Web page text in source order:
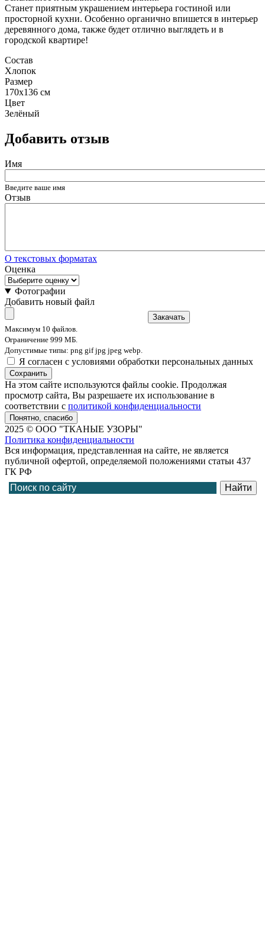
Станет приятным украшением интерьера гостиной или
просторной кухни. Особенно органично впишется в интерьер
деревянного дома, также будет отлично выглядеть и в
городской квартире!
Состав
Хлопок
Размер
170x136 см
Цвет
Зелёный
Добавить отзыв
Имя
Введите ваше имя
Отзыв
О текстовых форматах
Оценка
Фотографии
Добавить новый файл
Закачать
Максимум 10 файлов.
Ограничение 999 МБ.
Допустимые типы: png gif jpg jpeg webp.
Я согласен с условиями обработки персональных данных
Сохранить
На этом сайте используются файлы cookie. Продолжая
просмотр сайта, Вы разрешаете их использование в
соответствии с политикой конфиденциальности
Понятно, спасибо
2025 © ООО "ТКАНЫЕ УЗОРЫ"
Политика конфиденциальности
Вся информация, представленная на сайте, не является
публичной офертой, определяемой положениями статьи 437
ГК РФ